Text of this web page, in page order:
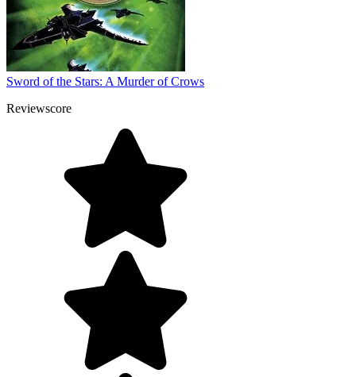
Sword of the Stars: A Murder of Crows
Reviewscore